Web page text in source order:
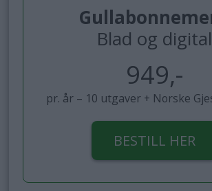
Blad og digital
949,-
pr. år – 10 utgaver + Norske
BESTILL HER